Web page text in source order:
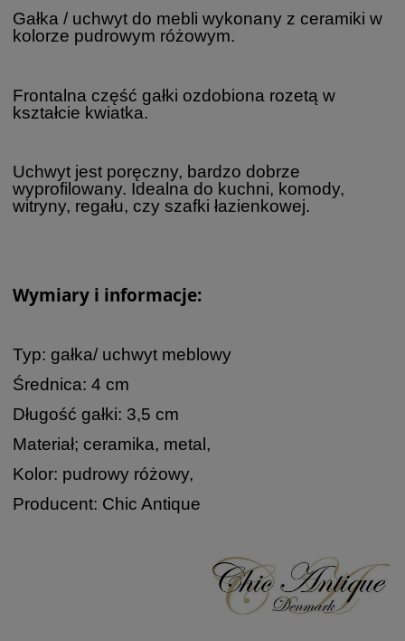
Gałka / uchwyt do mebli wykonany z ceramiki w
kolorze pudrowym różowym.
Frontalna część gałki ozdobiona rozetą w
kształcie kwiatka.
Uchwyt jest poręczny, bardzo dobrze
wyprofilowany. Idealna do kuchni, komody,
witryny, regału, czy szafki łazienkowej.
Wymiary i informacje:
Typ: gałka/ uchwyt meblowy
Średnica: 4 cm
Długość gałki: 3,5 cm
Materiał; ceramika, metal,
Kolor: pudrowy różowy,
Producent: Chic Antique